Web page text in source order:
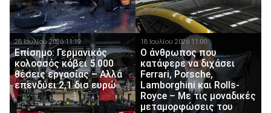
28 Ιουλίου 2026 11:19
Επίσημο: Γερμανικός
κολοσσός κόβει 5.000
θέσεις εργασίας – Αλλά
επενδύει 2,1 δισ ευρώ
18 Ιουλίου 2026 11:00
Ο άνθρωπος που
κατάφερε να διχάσει
Ferrari, Porsche,
Lamborghini και Rolls-
Royce – Με τις μοναδικές
μεταμορφώσεις του